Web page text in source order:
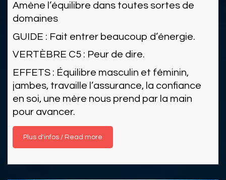
Amène l’équilibre dans toutes sortes de
domaines
GUIDE : Fait entrer beaucoup d’énergie.
VERTÈBRE C5 : Peur de dire.
EFFETS : Équilibre masculin et féminin,
jambes, travaille l’assurance, la confiance
en soi, une mère nous prend par la main
pour avancer.
Read more